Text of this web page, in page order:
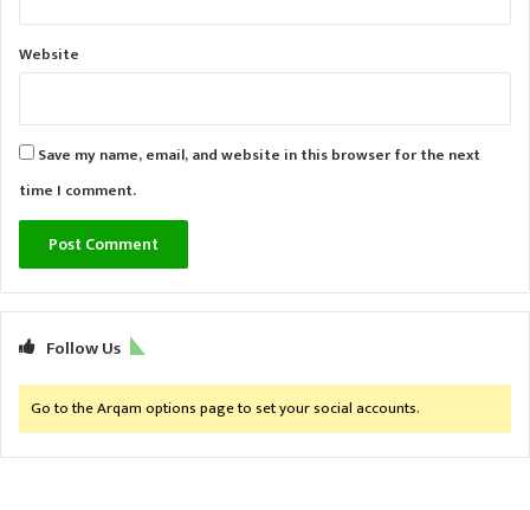
Website
Save my name, email, and website in this browser for the next
time I comment.
Follow Us
Go to the Arqam options page to set your social accounts.